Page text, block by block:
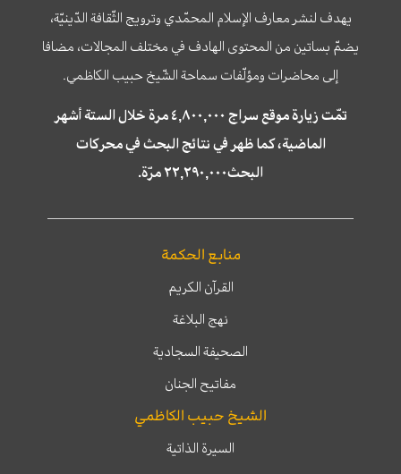
يهدف لنشر معارف الإسلام المحمّدي وترويج الثّقافة الدّينيّة،
يضمّ بساتين من المحتوى الهادف في مختلف المجالات، مضافا
إلى محاضرات ومؤلّفات سماحة الشّيخ حبيب الكاظمي.
تمّت زيارة موقع سراج ٤,٨٠٠,٠٠٠ مرة خلال الستة أشهر
الماضية، كما ظهر في نتائج البحث في محركات
البحث٢٢,٢٩٠,٠٠٠ مرّة.
منابع الحكمة
القرآن الكريم
نهج البلاغة
الصحيفة السجادية
مفاتيح الجنان
الشيخ حبيب الكاظمي
السيرة الذاتية